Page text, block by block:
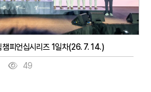
피언십시리즈 1일차(26. 7. 14.)
49